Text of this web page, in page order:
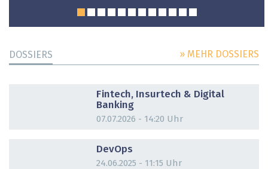
DOSSIERS » MEHR DOSSIERS
Fintech, Insurtech & Digital
Banking
07.07.2026 - 14:20 Uhr
DevOps
24.06.2025 - 11:15 Uhr